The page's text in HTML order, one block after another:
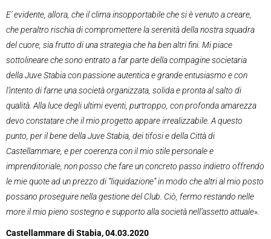
E’ evidente, allora, che il clima insopportabile che si è venuto a creare,
che peraltro rischia di compromettere la serenità della nostra squadra
del cuore, sia frutto di una strategia che ha ben altri fini. Mi piace
sottolineare che sono entrato a far parte della compagine societaria
della Juve Stabia con passione autentica e grande entusiasmo e con
l’intento di farne una società organizzata, solida e pronta al salto di
qualità. Alla luce degli ultimi eventi, purtroppo, con profonda amarezza
devo constatare che il mio progetto appare irrealizzabile. A questo
punto, per il bene della Juve Stabia, dei tifosi e della Città di
Castellammare, e per coerenza con il mio stile personale e
imprenditoriale, non posso che fare un concreto passo indietro offrendo
le mie quote ad un prezzo di “liquidazione” in modo che altri al mio posto
possano proseguire nella gestione del Club. Ciò, fermo restando nelle
more il mio pieno sostegno e supporto alla società nell’assetto attuale».
Castellammare di Stabia, 04.03.2020